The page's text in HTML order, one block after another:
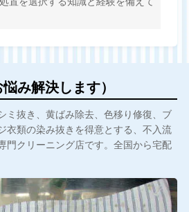
み解決します）
ミ抜き、黄ばみ除去、色移り修復、ブ
衣類の染み抜きを得意とする、不入流
門クリーニング店です。全国から宅配